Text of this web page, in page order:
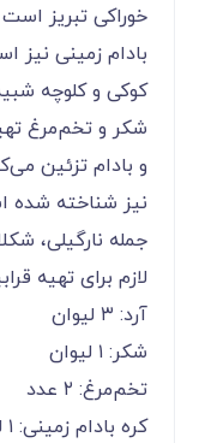
خوراکی تبریز
بادام زمینی نیز
کوکی و کلوچه
شکر و تخم‌مرغ
و بادام تزئین
نیز شناخته شده
جمله نارگیلی،
لازم برای تهیه
آرد: ۳ لیوان
شکر: ۱ لیوان
تخم‌مرغ: ۲ عدد
کره بادام زمینی: ۱ لیوان